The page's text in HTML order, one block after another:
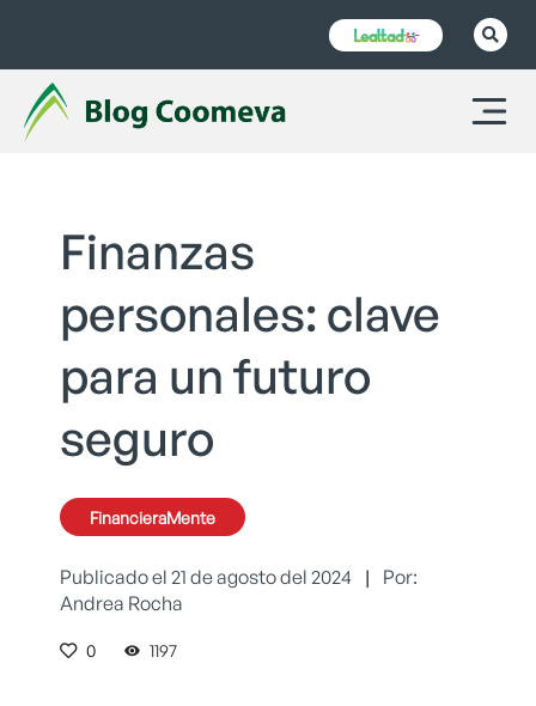
Finanzas
personales: clave
para un futuro
seguro
FinancieraMente
Publicado el 21 de agosto del 2024 |
Por:
Andrea Rocha
0 1197